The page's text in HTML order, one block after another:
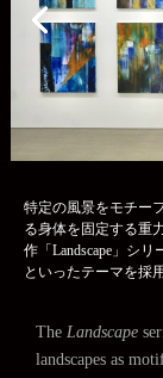
特定の風景をモチー
る身体を固定する重
作「Landscape」シリ
といったテーマを採
The Landscape
landscapes as